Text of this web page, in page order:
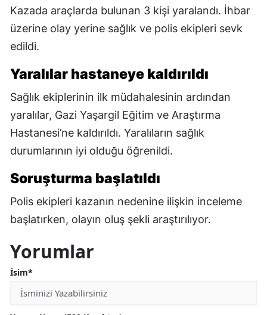
Kazada araçlarda bulunan 3 kişi yaralandı. İhbar
üzerine olay yerine sağlık ve polis ekipleri sevk
edildi.
Yaralılar hastaneye kaldırıldı
Sağlık ekiplerinin ilk müdahalesinin ardından
yaralılar, Gazi Yaşargil Eğitim ve Araştırma
Hastanesi’ne kaldırıldı. Yaralıların sağlık
durumlarının iyi olduğu öğrenildi.
Soruşturma başlatıldı
Polis ekipleri kazanın nedenine ilişkin inceleme
başlatırken, olayın oluş şekli araştırılıyor.
Yorumlar
İsim*